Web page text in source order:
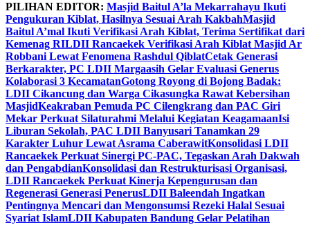
PILIHAN EDITOR: Masjid Baitul A’la Mekarrahayu Ikuti
Pengukuran Kiblat, Hasilnya Sesuai Arah KakbahMasjid
Baitul A’mal Ikuti Verifikasi Arah Kiblat, Terima Sertifikat dari
Kemenag RILDII Rancaekek Verifikasi Arah Kiblat Masjid Ar
Robbani Lewat Fenomena Rashdul QiblatCetak Generasi
Berkarakter, PC LDII Margaasih Gelar Evaluasi Generus
Kolaborasi 3 KecamatanGotong Royong di Bojong Badak:
LDII Cikancung dan Warga Cikasungka Rawat Kebersihan
MasjidKeakraban Pemuda PC Cilengkrang dan PAC Giri
Mekar Perkuat Silaturahmi Melalui Kegiatan KeagamaanIsi
Liburan Sekolah, PAC LDII Banyusari Tanamkan 29
Karakter Luhur Lewat Asrama CaberawitKonsolidasi LDII
Rancaekek Perkuat Sinergi PC-PAC, Tegaskan Arah Dakwah
dan PengabdianKonsolidasi dan Restrukturisasi Organisasi,
LDII Rancaekek Perkuat Kinerja Kepengurusan dan
Regenerasi Generasi PenerusLDII Baleendah Ingatkan
Pentingnya Mencari dan Mengonsumsi Rezeki Halal Sesuai
Syariat IslamLDII Kabupaten Bandung Gelar Pelatihan